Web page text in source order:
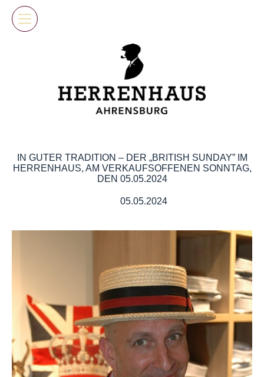
content
IN GUTER TRADITION – DER „BRITISH SUNDAY” IM
HERRENHAUS, AM VERKAUFSOFFENEN SONNTAG,
DEN 05.05.2024
05.05.2024